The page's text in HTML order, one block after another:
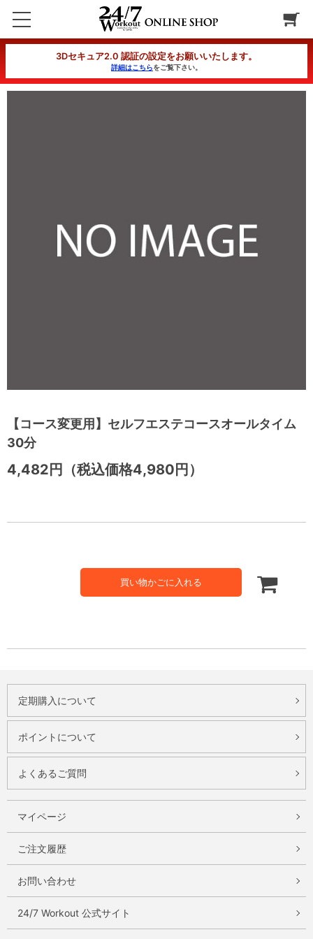
【コース変更用】セルフエステコースオールタイム30分
3Dセキュア2.0 認証の設定をお願いいたします。
詳細はこちらをご覧下さい。
【コース変更用】セルフエステコースオールタイム
30分
4,482円（税込価格4,980円）
買い物かごに入れる
定期購入について
ポイントについて
よくあるご質問
マイページ
ご注文履歴
お問い合わせ
24/7 Workout 公式サイト